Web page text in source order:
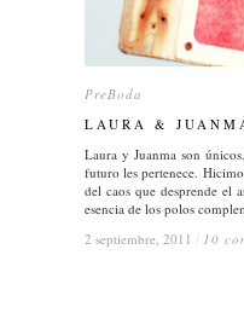
PreBoda
LAURA &
Laura y Juanma son
futuro les pertenece.
del caos que desprende el
esencia de los polos
2 septiembre, 2011 / 10
PreBoda
LAURA &
2 septiembre, 2011 / 10